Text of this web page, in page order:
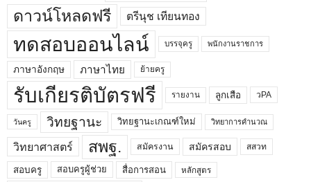
ดาวน์โหลดฟรี ตรีนุช เทียนทอง
ทดสอบออนไลน์ บรรจุครู พนักงานราชการ
ภาษาอังกฤษ ภาษาไทย ย้ายครู
รับเกียรติบัตรฟรี รายงาน ลูกเสือ วPA
วันครู วิทยฐานะ วิทยฐานะเกณฑ์ใหม่ วิทยาการคำนวณ
วิทยาศาสตร์ สพฐ. สมัครงาน สมัครสอบ สสวท
สอบครู สอบครูผู้ช่วย สื่อการสอน หลักสูตร